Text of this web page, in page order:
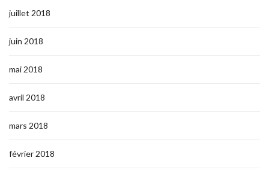
juillet 2018
juin 2018
mai 2018
avril 2018
mars 2018
février 2018